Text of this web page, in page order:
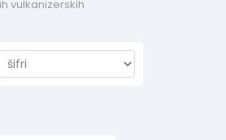
vulkanizerskih